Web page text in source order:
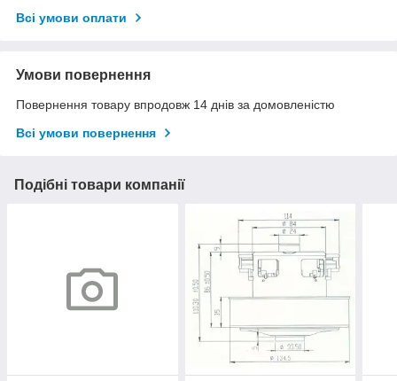
Всі умови оплати
Умови повернення
Повернення товару впродовж 14 днів за домовленістю
Всі умови повернення
Подібні товари компанії